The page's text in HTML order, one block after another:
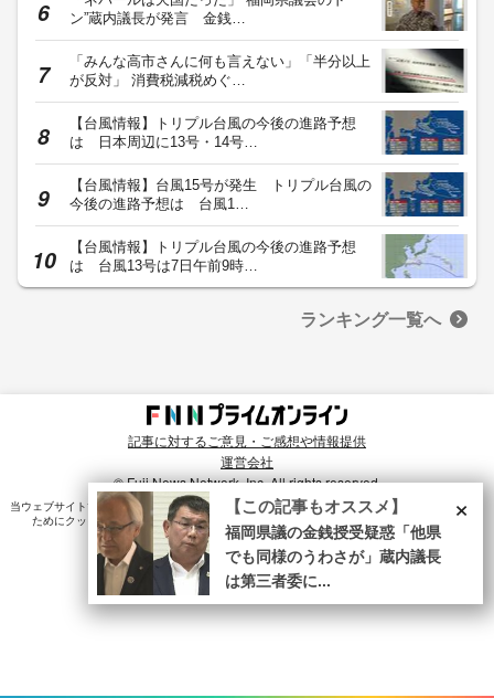
ン”蔵内議長が発言 金銭…
「みんな高市さんに何も言えない」「半分以上
が反対」 消費税減税めぐ…
【台風情報】トリプル台風の今後の進路予想
は 日本周辺に13号・14号…
【台風情報】台風15号が発生 トリプル台風の
今後の進路予想は 台風1…
【台風情報】トリプル台風の今後の進路予想
は 台風13号は7日午前9時…
ランキング一覧へ
記事に対するご意見・ご感想や情報提供
運営会社
© Fuji News Network, Inc. All rights reserved.
当ウェブサイトでは、ユーザのニーズ・興味・関⼼に合致したコンテンツや広告配信を提供する
ためにクッキーを使⽤しています。詳細は、
プライバシーポリシー をご確認ください。×
【この記事もオススメ】
福岡県議の金銭授受疑惑「他県
でも同様のうわさが」蔵内議長
は第三者委に...